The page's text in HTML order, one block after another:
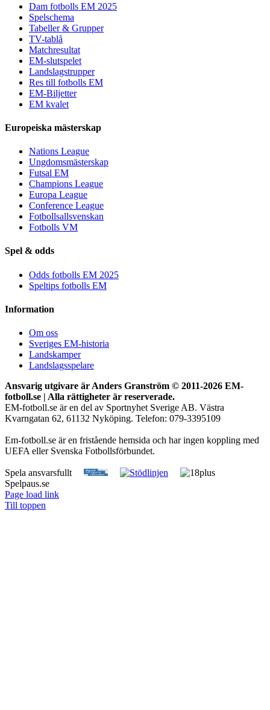
Dam fotbolls EM 2025
Spelschema
Tabeller & Grupper
TV-tablå
Matchresultat
EM-slutspelet
Landslagstrupper
Res till fotbolls EM
EM-Biljetter
EM kvalet
Europeiska mästerskap
Nations League
Ungdomsmästerskap
Futsal EM
Champions League
Europa League
Conference League
Fotbollsallsvenskan
Fotbolls VM
Spel & odds
Odds fotbolls EM 2025
Speltips fotbolls EM
Information
Om oss
Sveriges EM-historia
Landskamper
Landslagsspelare
Ansvarig utgivare är Anders Granström © 2011-2026 EM-
fotboll.se | Alla rättigheter är reserverade.
EM-fotboll.se är en del av Sportnyhet Sverige AB. Västra
Kvarngatan 62, 61132 Nyköping. Telefon: 079-3395109
Em-fotboll.se är en fristående hemsida och har ingen koppling med
UEFA eller Svenska Fotbollsförbundet.
Spela ansvarsfullt
Spelpaus.se
Page load link
Till toppen